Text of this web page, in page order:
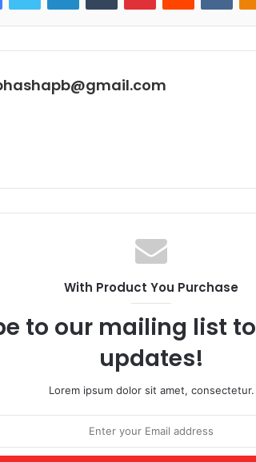
With Product You Purchase
to our mailing list
updates!
Lorem ipsum dolor sit amet, consectetur.